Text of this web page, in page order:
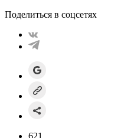
Поделиться в соцсетях
621